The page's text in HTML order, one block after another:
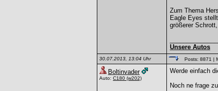
Zum Thema
Eagle Eyes
größerer
Unsere Autos
30.07.2013, 13:04 Uhr Posts: 8871 |
Boltinvader
Auto: C180 (w202)
Werde einfach
Noch ne frage